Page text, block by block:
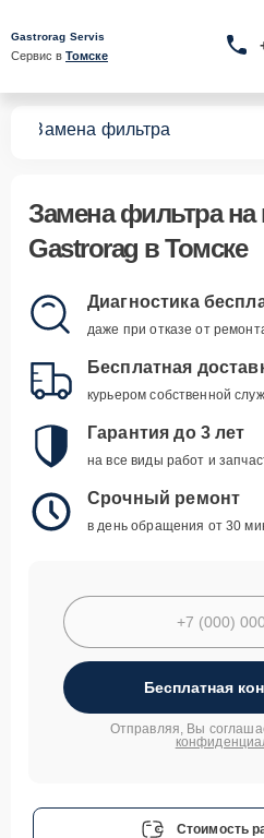
Gastrorag Servis
Сервис в Томске
Замена фильтра
Замена фильтрана
Gastrorag в Томске
Диагностика
даже при отказе от
Бесплатная
курьером собственной
Гарантия до 3 лет
на все виды работ и
Срочный ремонт
в день обращения от 30
Бесплатная
Отправляя, Вы
Стоимость